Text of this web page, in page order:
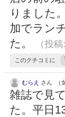
りました
加でラン
た。
（投
このクチコミに
むらえ さん （
雑誌で見
た。平日